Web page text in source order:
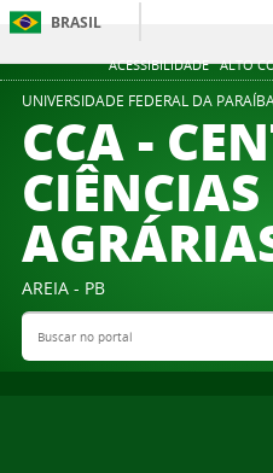
ACESSIBILIDADE ALTO
BRASIL
UNIVERSIDADE FEDERAL DA
CCA -
CIÊNCIAS
AREIA - PB
Buscar no portal